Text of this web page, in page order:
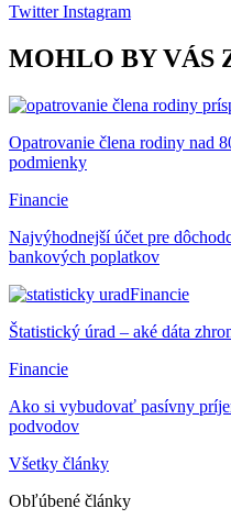
TwitterInstagram
MOHLO BY VÁS
Opatrovanie člena rodiny nad
podmienky
Financie
Najvýhodnejší účet pre
bankových poplatkov
Financie
Štatistický úrad – aké dáta
Financie
Ako si vybudovať pasívny
podvodov
Všetky články
Obľúbené články